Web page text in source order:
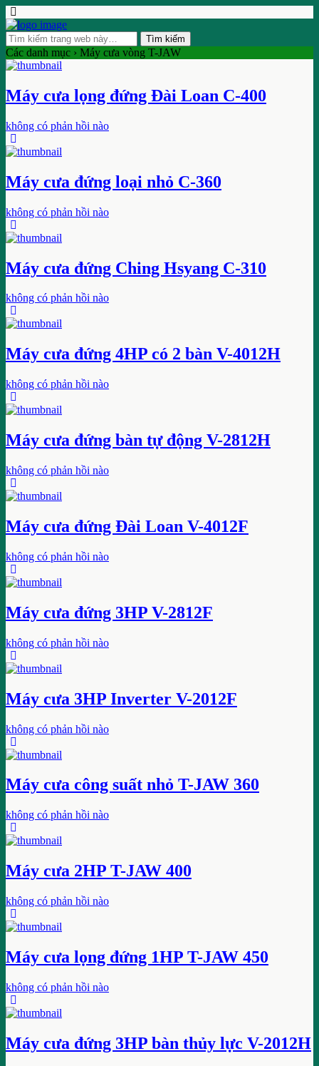
Các danh mục › Máy cưa vòng T-JAW
Máy cưa lọng đứng Đài Loan C-400
không có phản hồi nào
Máy cưa đứng loại nhỏ C-360
không có phản hồi nào
Máy cưa đứng Ching Hsyang C-310
không có phản hồi nào
Máy cưa đứng 4HP có 2 bàn V-4012H
không có phản hồi nào
Máy cưa đứng bàn tự động V-2812H
không có phản hồi nào
Máy cưa đứng Đài Loan V-4012F
không có phản hồi nào
Máy cưa đứng 3HP V-2812F
không có phản hồi nào
Máy cưa 3HP Inverter V-2012F
không có phản hồi nào
Máy cưa công suất nhỏ T-JAW 360
không có phản hồi nào
Máy cưa 2HP T-JAW 400
không có phản hồi nào
Máy cưa lọng đứng 1HP T-JAW 450
không có phản hồi nào
Máy cưa đứng 3HP bàn thủy lực V-2012H